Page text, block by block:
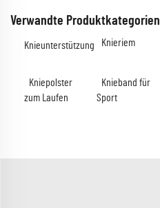
Verwandte Produktkategorien
Knieunterstützung Knieriem
Kniepolster
zum Laufen
Knieband für
Sport